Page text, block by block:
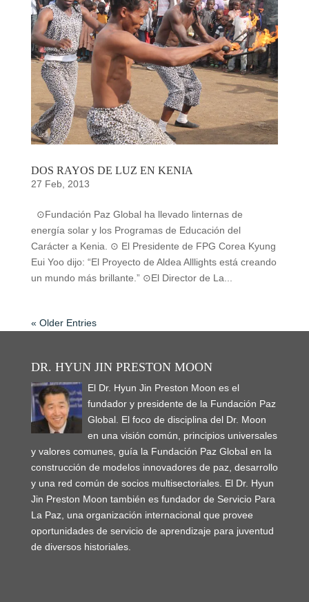
DOS RAYOS DE LUZ EN KENIA
27 Feb, 2013
⊙Fundación Paz Global ha llevado linternas de
energía solar y los Programas de Educación del
Carácter a Kenia. ⊙ El Presidente de FPG Corea Kyung
Eui Yoo dijo: “El Proyecto de Aldea Alllights está creando
un mundo más brillante.” ⊙El Director de La...
« Older Entries
DR. HYUN JIN PRESTON MOON
El Dr. Hyun Jin Preston Moon es el
fundador y presidente de la Fundación Paz
Global. El foco de disciplina del Dr. Moon
en una visión común, principios universales
y valores comunes, guía la Fundación Paz Global en la
construcción de modelos innovadores de paz, desarrollo
y una red común de socios multisectoriales. El Dr. Hyun
Jin Preston Moon también es fundador de Servicio Para
La Paz, una organización internacional que provee
oportunidades de servicio de aprendizaje para juventud
de diversos historiales.